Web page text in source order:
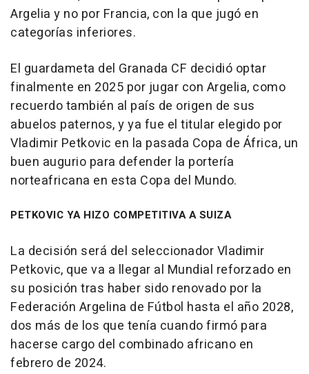
Argelia y no por Francia, con la que jugó en
categorías inferiores.
El guardameta del Granada CF decidió optar
finalmente en 2025 por jugar con Argelia, como
recuerdo también al país de origen de sus
abuelos paternos, y ya fue el titular elegido por
Vladimir Petkovic en la pasada Copa de África, un
buen augurio para defender la portería
norteafricana en esta Copa del Mundo.
PETKOVIC YA HIZO COMPETITIVA A SUIZA
La decisión será del seleccionador Vladimir
Petkovic, que va a llegar al Mundial reforzado en
su posición tras haber sido renovado por la
Federación Argelina de Fútbol hasta el año 2028,
dos más de los que tenía cuando firmó para
hacerse cargo del combinado africano en
febrero de 2024.